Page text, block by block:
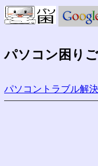
パソコン困り
パソコントラブル解